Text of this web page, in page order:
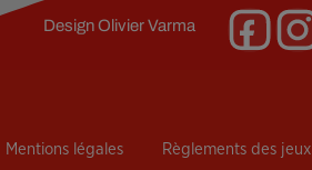
DesignOlivier Varma
Mentions légales Règlements des jeux